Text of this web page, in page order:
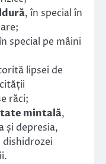
, în special în
special pe mâini
lipsei de
răci;
mintală,
și depresia,